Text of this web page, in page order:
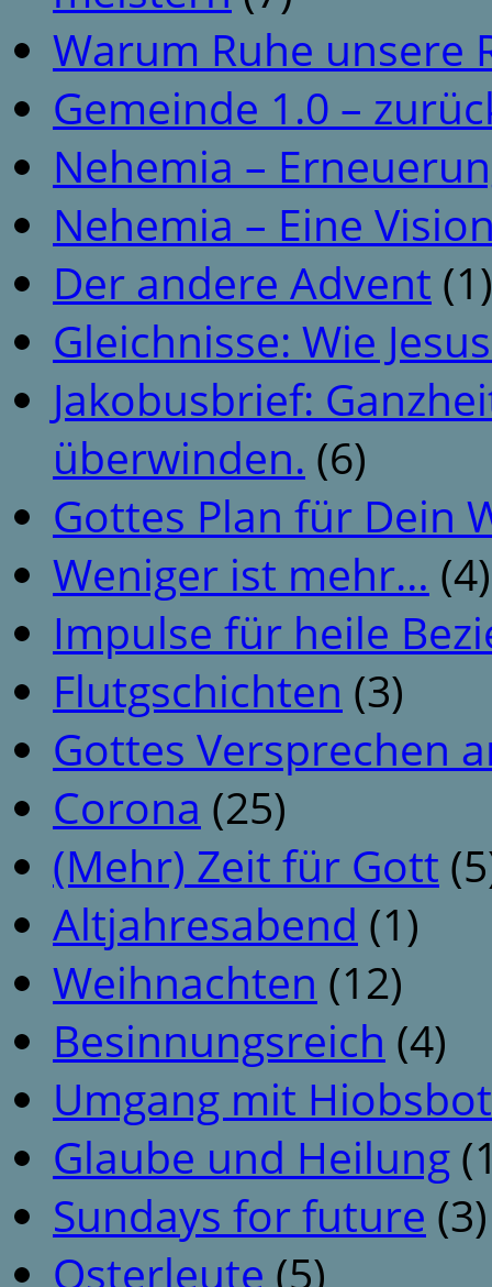
Warum Ruhe unsere
Gemeinde 1.0 –
Nehemia –
Nehemia – Eine
Der andere Advent (1)
Gleichnisse: Wie
Jakobusbrief:
überwinden. (6)
Gottes Plan für Dein
Weniger ist mehr… (4)
Impulse für heile
Flutgschichten (3)
Gottes Versprechen
Corona (25)
(Mehr) Zeit für Gott
Altjahresabend (1)
Weihnachten (12)
Besinnungsreich (4)
Umgang mit
Glaube und Heilung
Sundays for future (3)
Osterleute (5)